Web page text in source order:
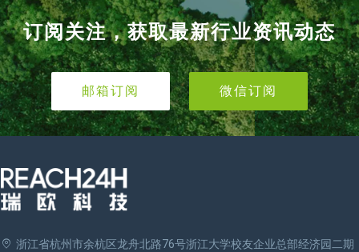
订阅关注，获取最新行业资讯动态
邮箱订阅 微信订阅
浙江省杭州市余杭区龙舟北路76号浙江大学校友企业总部经济园二期